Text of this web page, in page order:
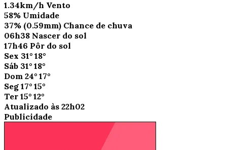
1.34km/h Vento
58% Umidade
37% (0.59mm) Chance de chuva
06h38 Nascer do sol
17h46 Pôr do sol
Sex 31° 18°
Sáb 31° 18°
Dom 24° 17°
Seg 17° 15°
Ter 15° 12°
Atualizado às 22h02
Publicidade